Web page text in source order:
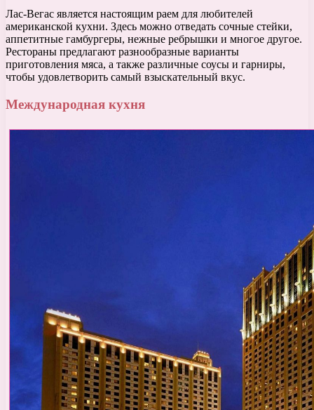
Лас-Вегас является настоящим раем для любителей
американской кухни. Здесь можно отведать сочные стейки,
аппетитные гамбургеры, нежные ребрышки и многое другое.
Рестораны предлагают разнообразные варианты
приготовления мяса, а также различные соусы и гарниры,
чтобы удовлетворить самый взыскательный вкус.
Международная кухня